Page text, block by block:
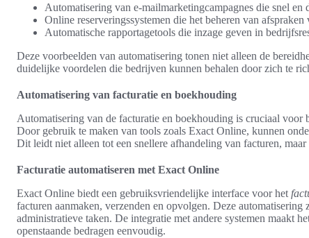
Automatisering van e-mailmarketingcampagnes die snel en
Online reserveringssystemen die het beheren van
Automatische rapportagetools die inzage geven in
Deze voorbeelden van automatisering tonen niet alleen de
duidelijke voordelen die bedrijven kunnen behalen door zich te
Automatisering van facturatie en boekhouding
Automatisering van de facturatie en boekhouding is cruciaal
Door gebruik te maken van tools zoals Exact Online, kunnen
Dit leidt niet alleen tot een snellere afhandeling van facturen,
Facturatie automatiseren met Exact Online
Exact Online biedt een gebruiksvriendelijke interface voor het
facturen aanmaken, verzenden en opvolgen. Deze
administratieve taken. De integratie met andere systemen maakt
openstaande bedragen eenvoudig.